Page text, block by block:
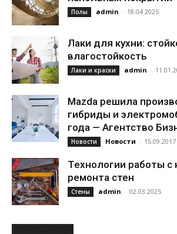
Полы admin - 18.04.2025
Лаки для кухни:
влагостойкость
Лаки и краски admin -
Mazda решила
гибриды и
года — Агентство
Новости Новости - 15.09.2017
Технологии работы с
ремонта стен
Стены admin - 02.03.2025